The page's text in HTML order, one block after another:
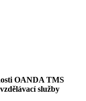
OANDA TMS
služby